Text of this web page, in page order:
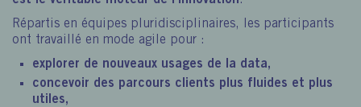
Répartis en équipes pluridisciplinaires, les participants
ont travaillé en mode agile pour :
explorer de nouveaux usages de la data,
concevoir des parcours clients plus fluides et plus
utiles,